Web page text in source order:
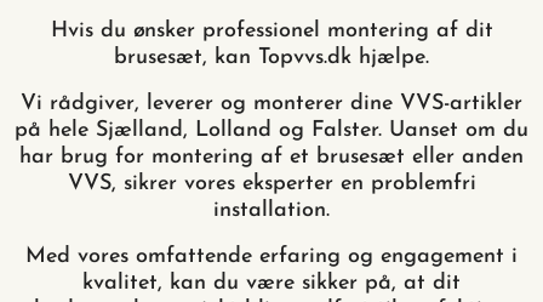
Hvis du ønsker professionel montering af dit
brusesæt, kan Topvvs.dk hjælpe.
Vi rådgiver, leverer og monterer dine VVS-artikler
på hele Sjælland, Lolland og Falster. Uanset om du
har brug for montering af et brusesæt eller anden
VVS, sikrer vores eksperter en problemfri
installation.
Med vores omfattende erfaring og engagement i
kvalitet, kan du være sikker på, at dit